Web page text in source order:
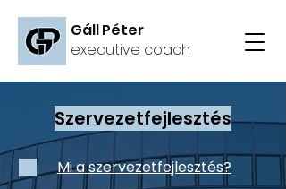
Gáll Péter
executive coach
Szervezetfejlesztés
Mi a szervezetfejlesztés?